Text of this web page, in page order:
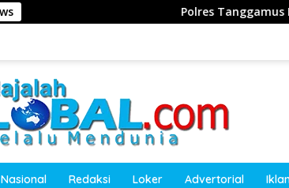
Polres Tanggamus Perkuat Budaya Tertib
Nasional Redaksi Loker Advertorial